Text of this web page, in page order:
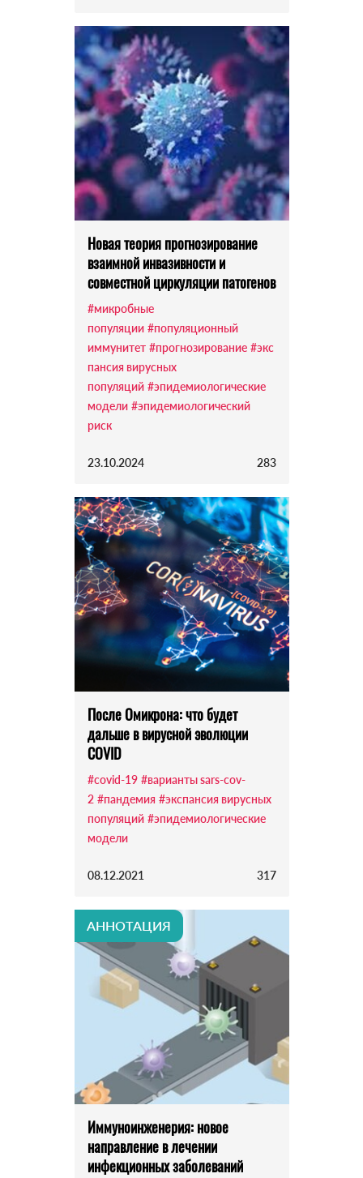
Новая теория прогнозирование
взаимной инвазивности и
совместной циркуляции патогенов
#микробные
популяции #популяционный
иммунитет #прогнозирование #экс
пансия вирусных
популяций #эпидемиологические
модели #эпидемиологический
риск
23.10.2024 283
После Омикрона: что будет
дальше в вирусной эволюции
COVID
#covid-19 #варианты sars-cov-
2 #пандемия #экспансия вирусных
популяций #эпидемиологические
модели
08.12.2021 317
АННОТАЦИЯ
Иммуноинженерия: новое
направление в лечении
инфекционных заболеваний